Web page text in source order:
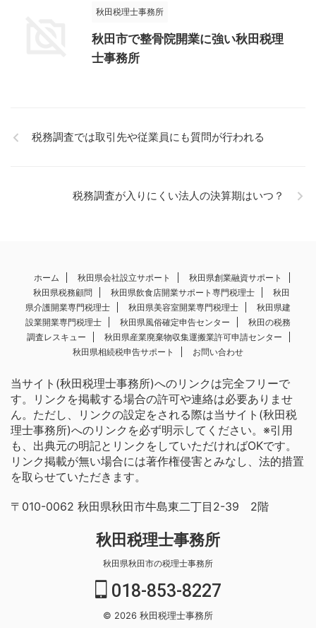
秋田税理士事務所
秋田市で整骨院開業に強い秋田税理
士事務所
税務調査では取引先や従業員にも質問が行われる
税務調査が入りにくい法人の決算期はいつ？
ホーム 秋田県会社設立サポート
秋田県創業融資サポート
秋田県税務顧問
秋田県飲食店開業サポート専門税理士
秋田
県介護開業専門税理士
秋田県美容室開業専門税理士
秋田県建
設業開業専門税理士
秋田県風俗確定申告センター
秋田の税務
調査レスキュー
秋田県産業廃棄物収集運搬業許可申請センター
秋田県相続税申告サポート
お問い合わせ
当サイト(秋田税理士事務所)へのリンクは完全フリーで
す。リンクを掲載する場合の許可や連絡は必要ありませ
ん。ただし、リンクの設定をされる際は当サイト(秋田税
理士事務所)へのリンクを必ず明示してください。※引用
も、出典元の明記とリンクをしていただければOKです。
リンク掲載が無い場合には著作権侵害とみなし、法的措置
を取らせていただきます。
〒010-0062 秋田県秋田市牛島東二丁目2-39 2階
秋田税理士事務所
秋田県秋田市の税理士事務所
018-853-8227
© 2026 秋田税理士事務所